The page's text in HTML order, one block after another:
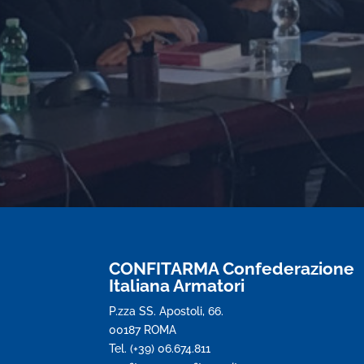
CONFITARMA Confederazione
Italiana Armatori
P.zza SS. Apostoli, 66.
00187 ROMA
Tel. (+39) 06.674.811